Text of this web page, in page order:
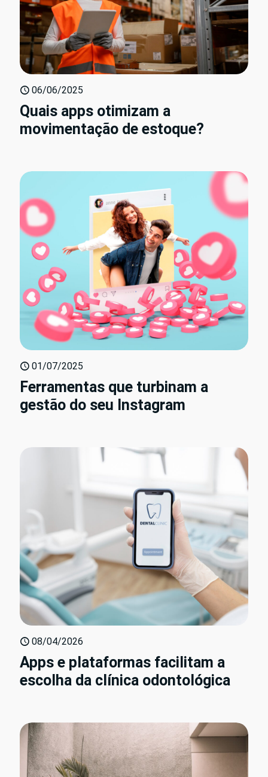
06/06/2025
Quais apps otimizam a
movimentação de estoque?
01/07/2025
Ferramentas que turbinam a
gestão do seu Instagram
08/04/2026
Apps e plataformas facilitam a
escolha da clínica odontológica